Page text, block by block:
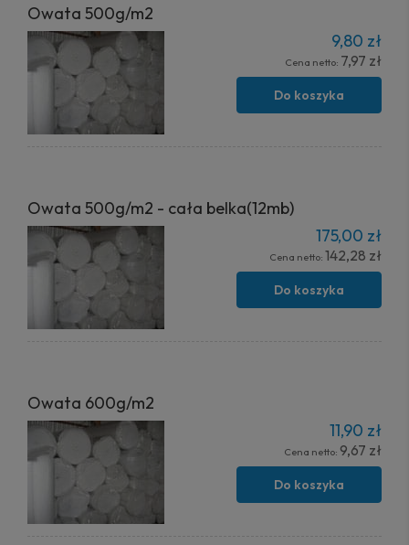
Owata 500g/m2
9,80 zł
Cena netto: 7,97 zł
Do koszyka
Owata 500g/m2 - cała belka(12mb)
175,00 zł
Cena netto: 142,28 zł
Do koszyka
Owata 600g/m2
11,90 zł
Cena netto: 9,67 zł
Do koszyka